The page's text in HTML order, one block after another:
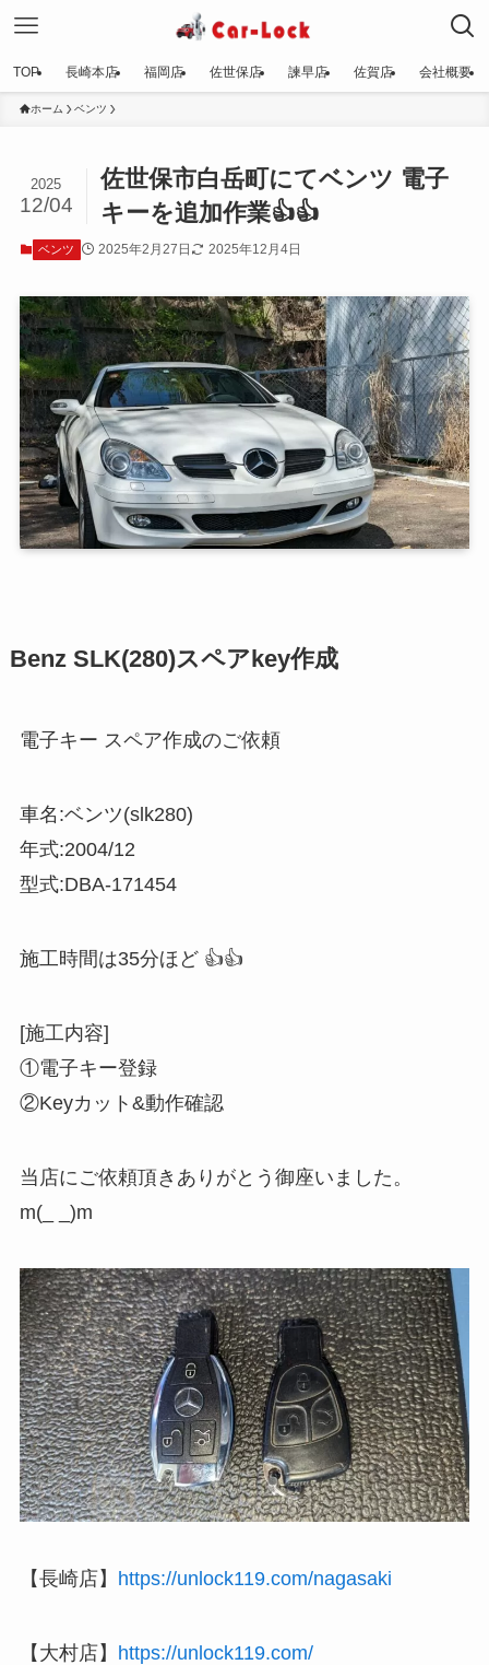
TOP 長崎本店 福岡店 佐世保店 諫早店 佐賀店 会社概要
ホーム ベンツ
佐世保市白岳町にてベンツ 電子
キーを追加作業👍👍
2025
12/04
ベンツ 2025年2月27日 2025年12月4日
Benz SLK(280)スペアkey作成
電子キー スペア作成のご依頼
車名:ベンツ(slk280)
年式:2004/12
型式:DBA-171454
施工時間は35分ほど 👍👍
[施工内容]
①電子キー登録
②Keyカット&動作確認
当店にご依頼頂きありがとう御座いました。
m(_ _)m
【長崎店】 https://unlock119.com/nagasaki
【大村店】 https://unlock119.com/